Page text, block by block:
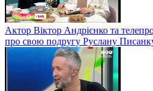
Актор Віктор Андрієнко та
про свою подругу Руслану